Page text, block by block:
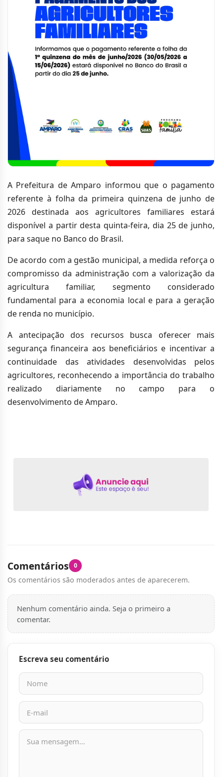
A Prefeitura de Amparo informou que o pagamento
referente à folha da primeira quinzena de junho de
2026 destinada aos agricultores familiares estará
disponível a partir desta quinta-feira, dia 25 de junho,
para saque no Banco do Brasil.
De acordo com a gestão municipal, a medida reforça o
compromisso da administração com a valorização da
agricultura familiar, segmento considerado
fundamental para a economia local e para a geração
de renda no município.
A antecipação dos recursos busca oferecer mais
segurança financeira aos beneficiários e incentivar a
continuidade das atividades desenvolvidas pelos
agricultores, reconhecendo a importância do trabalho
realizado diariamente no campo para o
desenvolvimento de Amparo.
Comentários 0
Os comentários são moderados antes de aparecerem.
Nenhum comentário ainda. Seja o primeiro a
comentar.
Escreva seu comentário
Nome
E-mail
Mensagem